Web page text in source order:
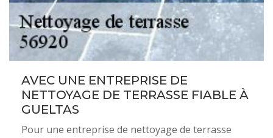
AVEC UNE ENTREPRISE DE
NETTOYAGE DE TERRASSE FIABLE À
GUELTAS
Pour une entreprise de nettoyage de terrasse